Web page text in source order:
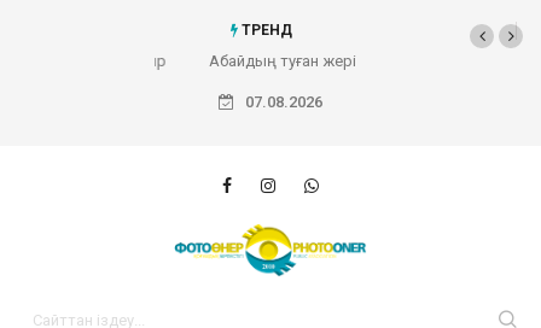
ТРЕНД
Абайдың туған жері (Фоторепортаж)
07.08.2026